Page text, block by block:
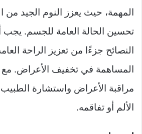
المهمة، حيث يعزز النوم الجيد
تحسين الحالة العامة للجسم.
النصائح جزءًا من تعزيز الراحة
المساهمة في تخفيف الأعراض. مع
مراقبة الأعراض واستشارة
الألم أو تفاقمه.